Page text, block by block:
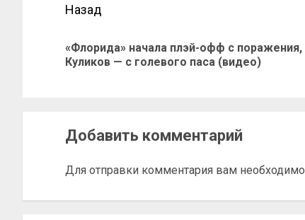
Назад
«Флорида» начала плэй-офф с поражения,
Куликов — с голевого паса (видео)
Добавить комментарий
Для отправки комментария вам необходимо